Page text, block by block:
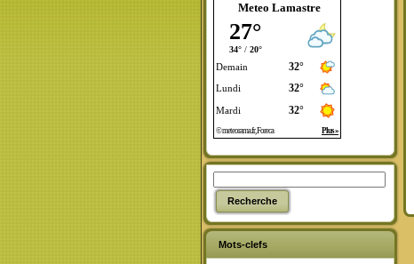
Meteo Lamastre
Mots-clefs